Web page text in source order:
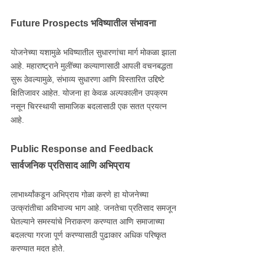
Future Prospects भविष्यातील संभावना
योजनेच्या यशामुळे भविष्यातील सुधारणांचा मार्ग मोकळा झाला
आहे. महाराष्ट्राने मुलींच्या कल्याणासाठी आपली वचनबद्धता
सुरू ठेवल्यामुळे, संभाव्य सुधारणा आणि विस्तारित उद्दिष्टे
क्षितिजावर आहेत. योजना हा केवळ अल्पकालीन उपक्रम
नसून चिरस्थायी सामाजिक बदलासाठी एक सतत प्रयत्न
आहे.
Public Response and Feedback
सार्वजनिक प्रतिसाद आणि अभिप्राय
लाभार्थ्यांकडून अभिप्राय गोळा करणे हा योजनेच्या
उत्क्रांतीचा अविभाज्य भाग आहे. जनतेचा प्रतिसाद समजून
घेतल्याने समस्यांचे निराकरण करण्यात आणि समाजाच्या
बदलत्या गरजा पूर्ण करण्यासाठी पुढाकार अधिक परिष्कृत
करण्यात मदत होते.